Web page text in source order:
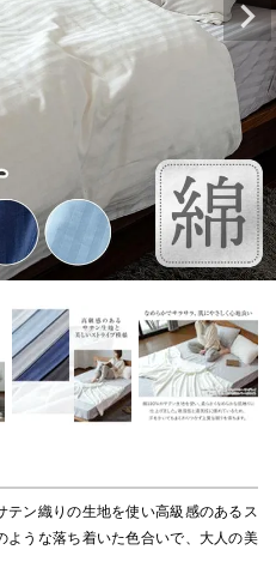
ン織りの生地を使い高級感のあるス
ような落ち着いた色合いで、大人の美